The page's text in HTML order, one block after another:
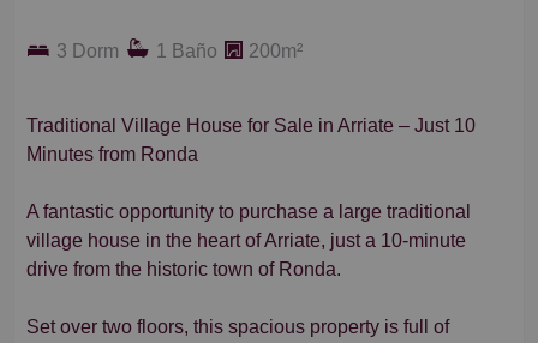
3 Dorm 1 Baño 200m²
Traditional Village House for Sale in Arriate – Just 10
Minutes from Ronda
A fantastic opportunity to purchase a large traditional
village house in the heart of Arriate, just a 10-minute
drive from the historic town of Ronda.
Set over two floors, this spacious property is full of